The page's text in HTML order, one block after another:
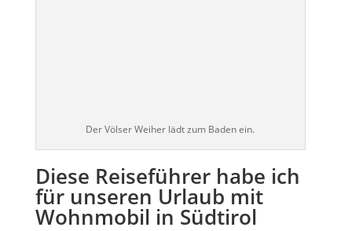
Der Völser Weiher lädt zum Baden ein.
Diese Reiseführer habe ich
für unseren Urlaub mit
Wohnmobil in Südtirol